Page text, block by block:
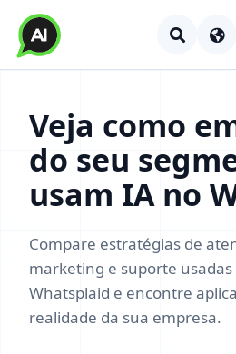
Veja como
do seu
usam IA no
Compare estratégias de
marketing e suporte
Whatsplaid e encontre
realidade da sua empresa.